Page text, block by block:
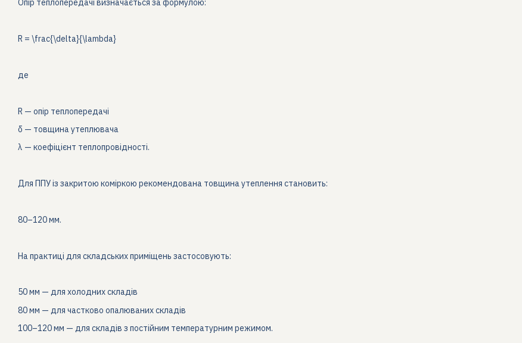
Опір теплопередачі визначається за формулою:
R = \frac{\delta}{\lambda}
де
R — опір теплопередачі
δ — товщина утеплювача
λ — коефіцієнт теплопровідності.
Для ППУ із закритою коміркою рекомендована товщина утеплення становить:
80–120 мм.
На практиці для складських приміщень застосовують:
50 мм — для холодних складів
80 мм — для частково опалюваних складів
100–120 мм — для складів з постійним температурним режимом.